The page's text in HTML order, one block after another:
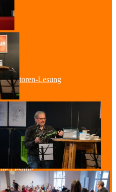
& Autoren-Lesung
Lesung
Lesung